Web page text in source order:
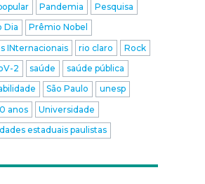
Pandemia
Pesquisa
Dia
Prêmio Nobel
INternacionais
rio claro
Rock
2
saúde
saúde pública
São Paulo
unesp
anos
Universidade
estaduais paulistas